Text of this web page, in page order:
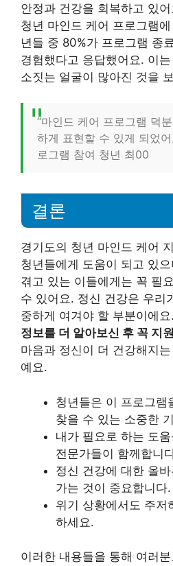
안정과 건강을 회복하고 있
청년 마인드 케어 프로그램
년들 중 80%가 프로그램 종
경험했다고 응답했어요. 이
소짓는 얼굴이 많아진 것을
“마인드 케어 프로그램 덕
하게 표현할 수 있게 되었
로그램 참여 청년 최00
결론
경기도의 청년 마인드 케어
청년들에게 도움이 되고 있
겪고 있는 이들에게는 꼭 필
수 있어요. 정신 건강은 우리
중하게 여겨야 할 부분이에요.
정보를 더 알아보신 후 꼭 지
마음과 정신이 더 건강해지
예요.
청년들은 이 프로그램
찾을 수 있는 소중한
내가 필요로 하는 도
전문가들이 함께합니
정신 건강에 대한 올
가는 것이 중요합니다.
위기 상황에서도 주저
하세요.
이러한 내용들을 통해 여러